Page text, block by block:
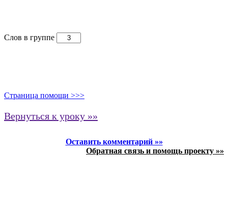
Слов в группе
Страница помощи >>>
Вернуться к уроку »»
Оставить комментарий »»
Обратная связь и помощь проекту »»